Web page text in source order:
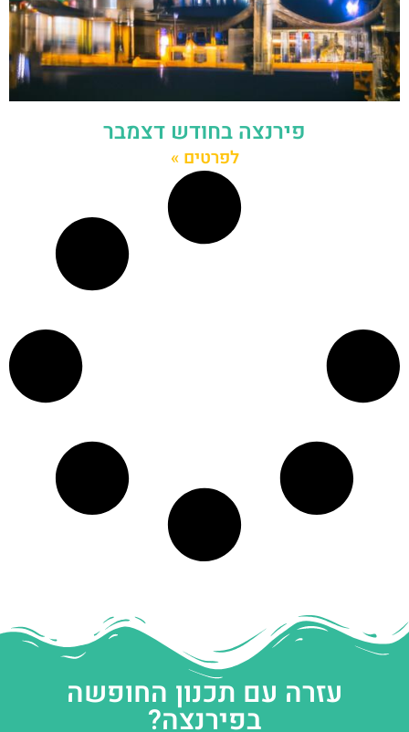
פירנצה בחודש דצמבר
לפרטים »
עזרה עם תכנון החופשה
בפירנצה?